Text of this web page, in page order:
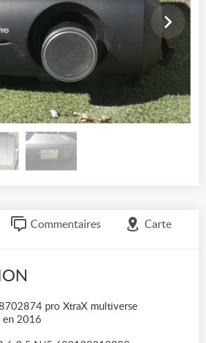
Commentaires Carte
pro XtraX multiverse
en 2016